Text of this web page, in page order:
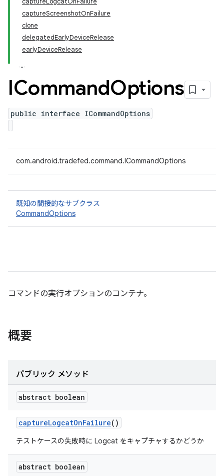
captureScreenshotOnFailure
clone
delegatedEarlyDeviceRelease
earlyDeviceRelease
ICommandOptions
public interface ICommandOptions
com.android.tradefed.command.ICommandOptions
既知の間接的なサブクラス
CommandOptions
コマンドの実行オプションのコンテナ。
概要
パブリック メソッド
abstract boolean
captureLogcatOnFailure()
テストケースの失敗時に Logcat をキャプチャするかどうか
abstract boolean